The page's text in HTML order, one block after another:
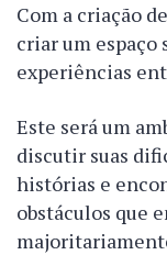
Com a criação
criar um espaço
experiências
Este será um
discutir suas
histórias e
obstáculos que